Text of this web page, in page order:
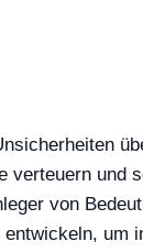
verteuern und
von
um